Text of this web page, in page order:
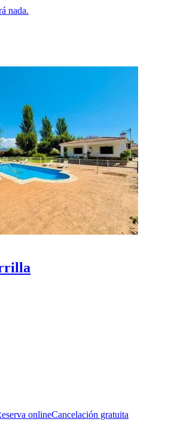
nada.
onlineCancelación gratuita